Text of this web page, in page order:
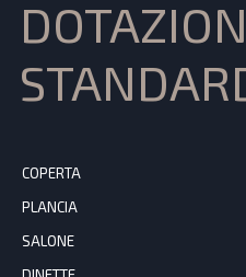
COPERTA
PLANCIA
SALONE